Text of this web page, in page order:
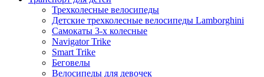
Трехколесные велосипеды
Детские трехколесные велосипеды Lamborghini
Самокаты 3-х колесные
Navigator Trike
Smart Trike
Беговелы
Велосипеды для девочек